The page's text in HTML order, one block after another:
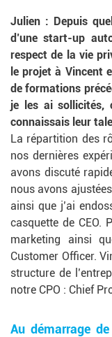
Julien : Depuis
d’une start-up
respect de la vie
le projet à Vincent
de formations
je les ai sollicités,
connaissais leur
La répartition des
nos dernières
avons discuté
nous avons
ainsi que j’ai
casquette de CEO.
marketing ainsi
Customer Officer.
structure de
notre CPO : Chief
Au démarrage